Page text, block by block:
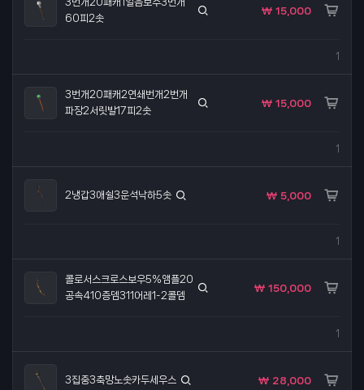
60피2솟
1
₩ 15,000
3번개20패캐2연쇄번개2번개
파장2서릿발17피2솟
1
₩ 15,000
2냉갑3애쉴3운석낙하5솟
1
₩ 5,000
콜로서스크로스보우5%앰플20
공속410증뎀311어레1-2콜뎀
1
₩ 150,000
3집중3축망노솟카두세우스 ₩ 28,000